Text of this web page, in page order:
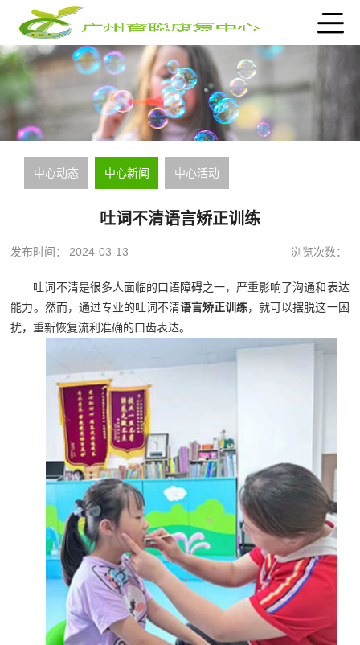
中心动态 中心新闻 中心活动
吐词不清语言矫正训练
发布时间： 2024-03-13 浏览次数：
吐词不清是很多人面临的口语障碍之一，严重影响了沟通和表达
能力。然而，通过专业的吐词不清语言矫正训练，就可以摆脱这一困
扰，重新恢复流利准确的口齿表达。